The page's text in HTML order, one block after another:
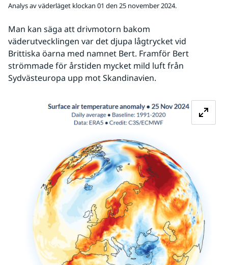
Analys av väderläget klockan 01 den 25 november 2024.
Man kan säga att drivmotorn bakom
väderutvecklingen var det djupa lågtrycket vid
Brittiska öarna med namnet Bert. Framför Bert
strömmade för årstiden mycket mild luft från
Sydvästeuropa upp mot Skandinavien.